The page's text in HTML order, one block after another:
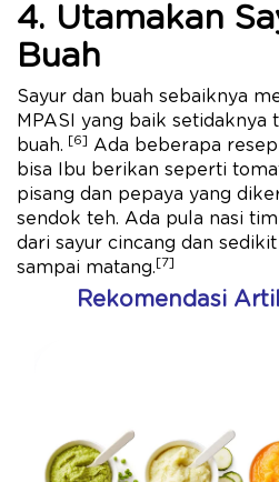
4. Utamakan
Buah
Sayur dan buah sebaiknya
MPASI yang baik setidaknya
buah. [6] Ada beberapa
bisa Ibu berikan seperti
pisang dan pepaya yang
sendok teh. Ada pula nasi
dari sayur cincang dan
sampai matang.[7]
Rekomendasi